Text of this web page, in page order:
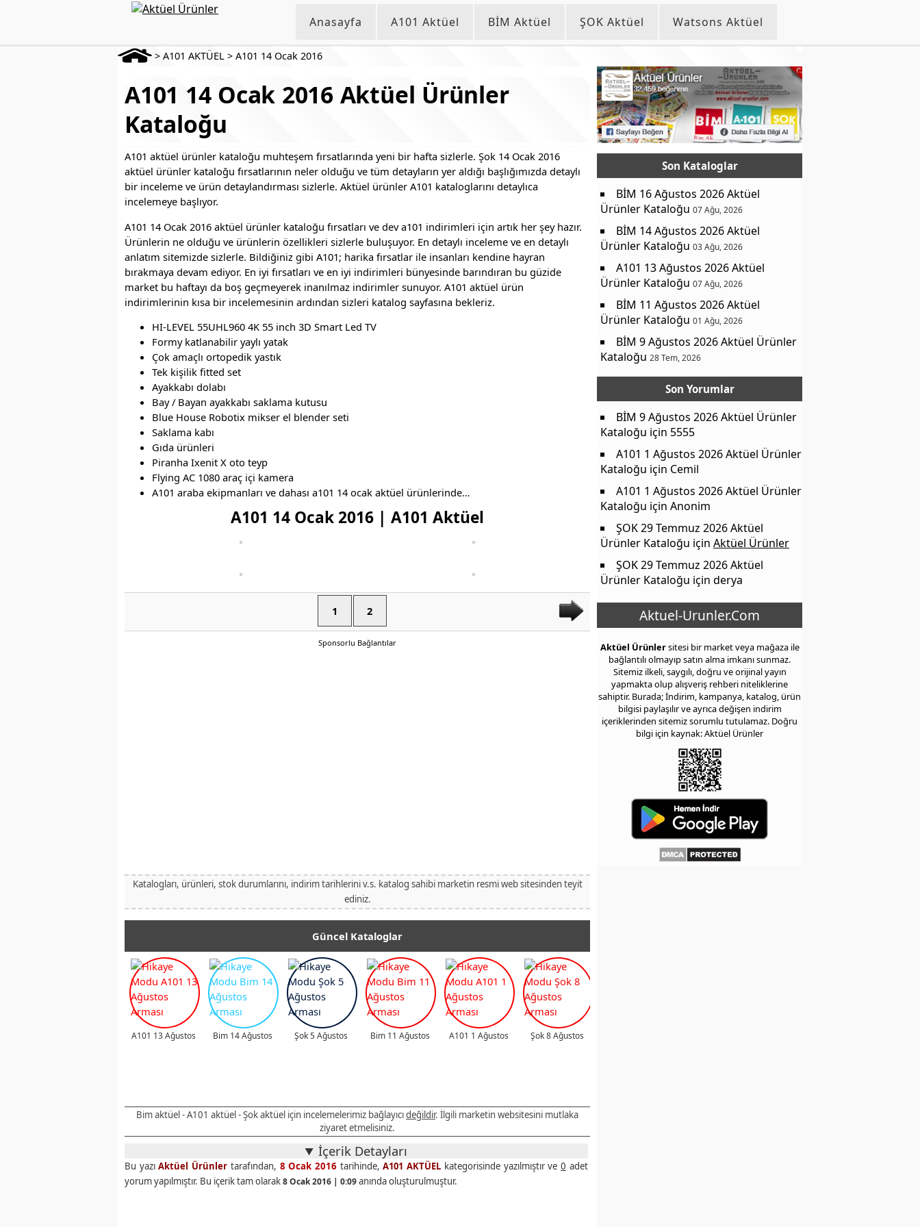
Anasayfa A101 Aktüel BİM Aktüel ŞOK Aktüel Watsons Aktüel
> A101 AKTÜEL > A101 14 Ocak 2016
A101 14 Ocak 2016 Aktüel Ürünler
Kataloğu
A101 aktüel ürünler kataloğu muhteşem fırsatlarında yeni bir hafta sizlerle. Şok 14 Ocak 2016
aktüel ürünler kataloğu fırsatlarının neler olduğu ve tüm detayların yer aldığı başlığımızda detaylı
bir inceleme ve ürün detaylandırması sizlerle. Aktüel ürünler A101 kataloglarını detaylıca
incelemeye başlıyor.
A101 14 Ocak 2016 aktüel ürünler kataloğu fırsatları ve dev a101 indirimleri için artık her şey hazır.
Ürünlerin ne olduğu ve ürünlerin özellikleri sizlerle buluşuyor. En detaylı inceleme ve en detaylı
anlatım sitemizde sizlerle. Bildiğiniz gibi A101; harika fırsatlar ile insanları kendine hayran
bırakmaya devam ediyor. En iyi fırsatları ve en iyi indirimleri bünyesinde barındıran bu güzide
market bu haftayı da boş geçmeyerek inanılmaz indirimler sunuyor. A101 aktüel ürün
indirimlerinin kısa bir incelemesinin ardından sizleri katalog sayfasına bekleriz.
HI-LEVEL 55UHL960 4K 55 inch 3D Smart Led TV
Formy katlanabilir yaylı yatak
Çok amaçlı ortopedik yastık
Tek kişilik fitted set
Ayakkabı dolabı
Bay / Bayan ayakkabı saklama kutusu
Blue House Robotix mikser el blender seti
Saklama kabı
Gıda ürünleri
Piranha Ixenit X oto teyp
Flying AC 1080 araç içi kamera
A101 araba ekipmanları ve dahası a101 14 ocak aktüel ürünlerinde…
A101 14 Ocak 2016 | A101 Aktüel
1 2
Sponsorlu Bağlantılar
Katalogları, ürünleri, stok durumlarını, indirim tarihlerini v.s. katalog sahibi marketin resmi web sitesinden teyit
ediniz.
Güncel Kataloglar
A101 13 Ağustos Bim 14 Ağustos Şok 5 Ağustos Bim 11 Ağustos A101 1 Ağustos Şok 8 Ağustos
Bim aktüel - A101 aktüel - Şok aktüel için incelemelerimiz bağlayıcıdeğildir. İlgili marketin websitesini mutlaka
ziyaret etmelisiniz.
İçerik Detayları
Bu yazıAktüel Ürünler tarafından, 8 Ocak 2016 tarihinde,A101 AKTÜEL kategorisinde yazılmıştır ve 0 adet
yorum yapılmıştır. Bu içerik tam olarak8 Ocak 2016 | 0:09anında oluşturulmuştur.
Son Kataloglar
BİM 16 Ağustos 2026 Aktüel
Ürünler Kataloğu 07 Ağu, 2026
BİM 14 Ağustos 2026 Aktüel
Ürünler Kataloğu 03 Ağu, 2026
A101 13 Ağustos 2026 Aktüel
Ürünler Kataloğu 07 Ağu, 2026
BİM 11 Ağustos 2026 Aktüel
Ürünler Kataloğu 01 Ağu, 2026
BİM 9 Ağustos 2026 Aktüel Ürünler
Kataloğu 28 Tem, 2026
Son Yorumlar
BİM 9 Ağustos 2026 Aktüel Ürünler
Kataloğu için 5555
A101 1 Ağustos 2026 Aktüel Ürünler
Kataloğu için Cemil
A101 1 Ağustos 2026 Aktüel Ürünler
Kataloğu için Anonim
ŞOK 29 Temmuz 2026 Aktüel
Ürünler Kataloğu için Aktüel Ürünler
ŞOK 29 Temmuz 2026 Aktüel
Ürünler Kataloğu için derya
Aktuel-Urunler.Com
Aktüel Ürünlersitesi bir market veya mağaza ile
bağlantılı olmayıp satın alma imkanı sunmaz.
Sitemiz ilkeli, saygılı, doğru ve orijinal yayın
yapmakta olup alışveriş rehberi niteliklerine
sahiptir. Burada; İndirim, kampanya, katalog, ürün
bilgisi paylaşılır ve ayrıca değişen indirim
içeriklerinden sitemiz sorumlu tutulamaz. Doğru
bilgi için kaynak: Aktüel Ürünler